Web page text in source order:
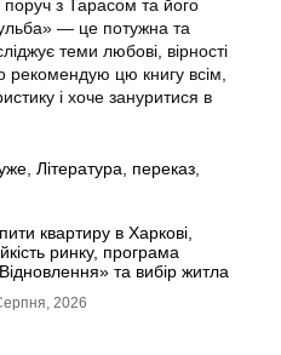
поруч з Тарасом та його
— це потужна та
теми любові, вірності
рекомендую цю книгу всім,
і хоче зануритися в
, Література, переказ,
квартиру в Харкові,
ринку, програма
та вибір житла
2026